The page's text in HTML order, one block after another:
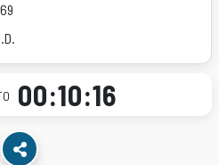
00:10:16